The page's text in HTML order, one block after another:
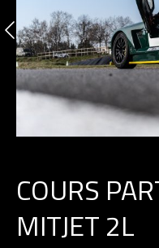
COURS
MITJET 2L